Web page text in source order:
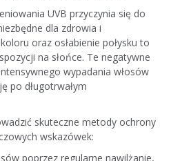
UVB przyczynia się do
dla zdrowia i
oraz osłabienie połysku to
na słońce. Te negatywne
wypadania włosów
po długotrwałym
skuteczne metody ochrony
wskazówek:
poprzez regularne nawilżanie,